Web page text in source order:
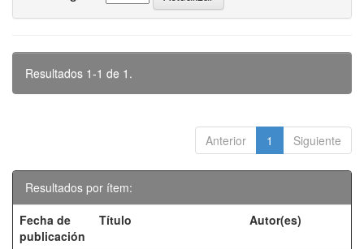
Resultados 1-1 de 1.
Anterior 1 Siguiente
Resultados por ítem:
Fecha de
publicación
Título Autor(es)